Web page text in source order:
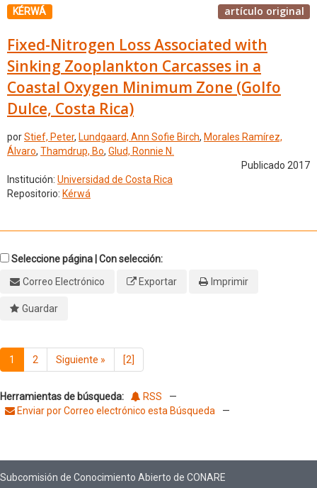
KÉRWÁ artículo original
Fixed-Nitrogen Loss Associated with
Sinking Zooplankton Carcasses in a
Coastal Oxygen Minimum Zone (Golfo
Dulce, Costa Rica)
porStief, Peter, Lundgaard, Ann Sofie Birch, Morales Ramírez,
Álvaro, Thamdrup, Bo, Glud, Ronnie N.
Publicado 2017
Institución: Universidad de Costa Rica
Repositorio: Kérwá
Seleccione página | Con selección:
Correo Electrónico
Exportar Imprimir
Guardar
1 2 Siguiente » [2]
Herramientas de búsqueda: RSS
—
Enviar por Correo electrónico esta Búsqueda
—
Subcomisión de Conocimiento Abierto de CONARE